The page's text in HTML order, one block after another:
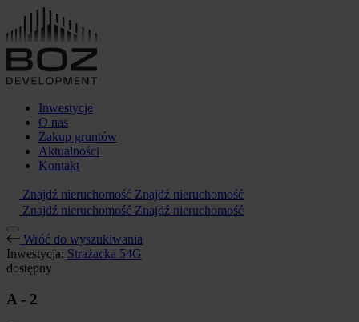
Inwestycje
O nas
Zakup gruntów
Aktualności
Kontakt
Znajdź nieruchomość Znajdź nieruchomość
Znajdź nieruchomość Znajdź nieruchomość
Wróć do wyszukiwania
Inwestycja: Strażacka 54G
dostępny
A - 2